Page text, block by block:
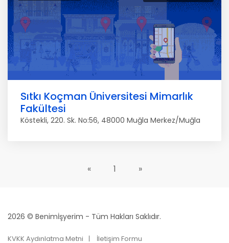
Sıtkı Koçman Üniversitesi Mimarlık
Fakültesi
Köstekli, 220. Sk. No:56, 48000 Muğla Merkez/Muğla
« 1 »
2026 © Benimİşyerim - Tüm Hakları Saklıdır.
KVKK Aydınlatma Metni İletişim Formu